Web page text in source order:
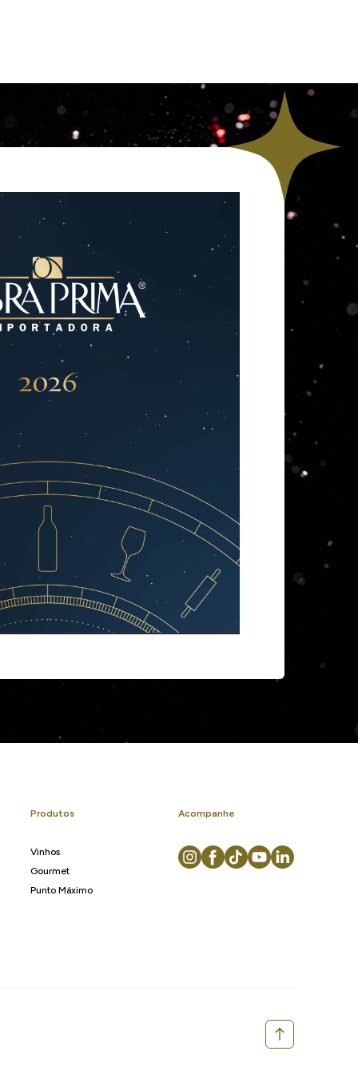
Produtos
Vinhos
Gourmet
Punto Máximo
Acompanhe